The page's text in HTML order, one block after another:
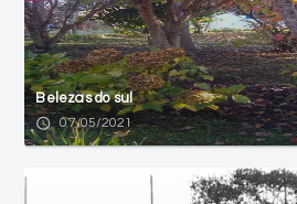
Belezas do sul
access_time
07/05/2021